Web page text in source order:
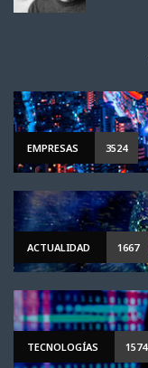
EMPRESAS 3524
ACTUALIDAD 1667
TECNOLOGÍAS 1574